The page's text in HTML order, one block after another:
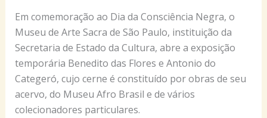
Em comemoração ao Dia da Consciência Negra, o
Museu de Arte Sacra de São Paulo, instituição da
Secretaria de Estado da Cultura, abre a exposição
temporária Benedito das Flores e Antonio do
Categeró, cujo cerne é constituído por obras de seu
acervo, do Museu Afro Brasil e de vários
colecionadores particulares.